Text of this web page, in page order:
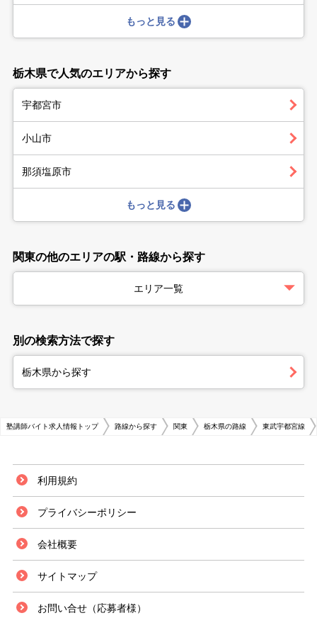
もっと見る
栃木県で人気のエリアから探す
宇都宮市
小山市
那須塩原市
もっと見る
関東の他のエリアの駅・路線から探す
エリア一覧
別の検索方法で探す
栃木県から探す
塾講師バイト求人情報トップ 路線から探す 関東 栃木県の路線 東武宇都宮線
利用規約
プライバシーポリシー
会社概要
サイトマップ
お問い合せ（応募者様）